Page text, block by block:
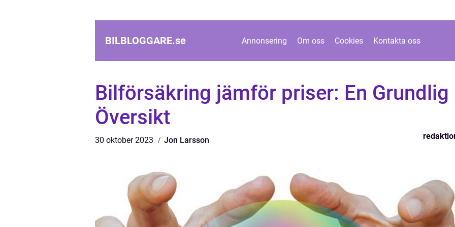
BILBLOGGARE.se Annonsering Om oss Cookies Kontakta oss
Bilförsäkring jämför priser: En Grundlig
Översikt
30 oktober 2023 Jon Larsson